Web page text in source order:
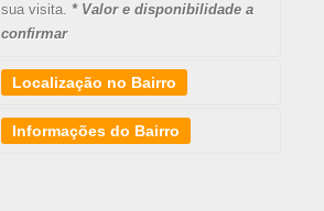
sua visita. * Valor e disponibilidade a
confirmar
Localização no Bairro
Informações do Bairro